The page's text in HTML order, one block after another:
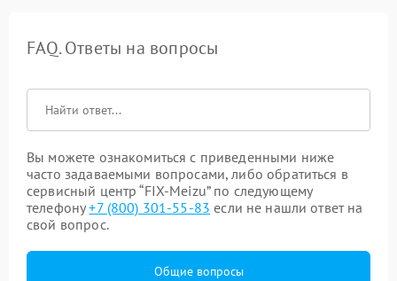
FAQ. Ответы на вопросы
Вы можете ознакомиться с приведенными ниже
часто задаваемыми вопросами, либо обратиться в
сервисный центр “FIX-Meizu” по следующему
телефону+7 (800) 301-55-83 если не нашли ответ на
свой вопрос.
Общие вопросы